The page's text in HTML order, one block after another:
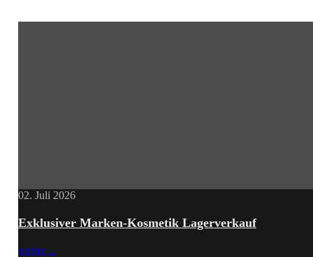
02. Juli 2026
Exklusiver Marken-Kosmetik Lagerverkauf
weiter ...